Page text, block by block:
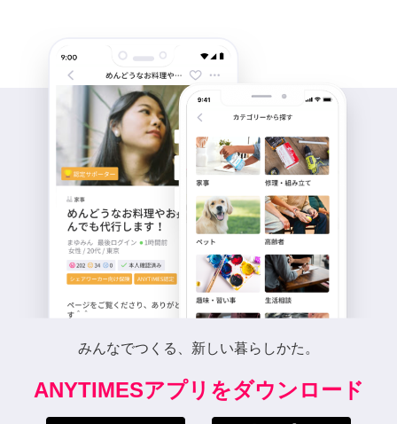
みんなでつくる、新しい暮らしかた。
ANYTIMESアプリをダウンロード